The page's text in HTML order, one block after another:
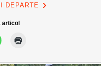
DEPARTE
articol